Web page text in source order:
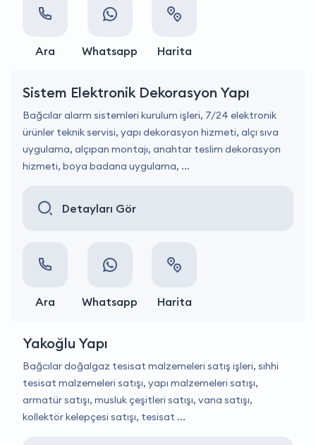
Ara Whatsapp Harita
Sistem Elektronik Dekorasyon Yapı
Bağcılar alarm sistemleri kurulum işleri, 7/24 elektronik
ürünler teknik servisi, yapı dekorasyon hizmeti, alçı sıva
uygulama, alçıpan montajı, anahtar teslim dekorasyon
hizmeti, boya badana uygulama, ...
Detayları Gör
Ara Whatsapp Harita
Yakoğlu Yapı
Bağcılar doğalgaz tesisat malzemeleri satış işleri, sıhhi
tesisat malzemeleri satışı, yapı malzemeleri satışı,
armatür satışı, musluk çeşitleri satışı, vana satışı,
kollektör kelepçesi satışı, tesisat ...